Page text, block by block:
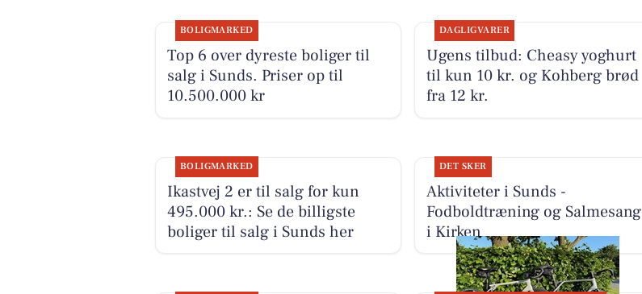
BOLIGMARKED
Top 6 over dyreste boliger til
salg i Sunds. Priser op til
10.500.000 kr
DAGLIGVARER
Ugens tilbud: Cheasy yoghurt
til kun 10 kr. og Kohberg brød
fra 12 kr.
BOLIGMARKED
Ikastvej 2 er til salg for kun
495.000 kr.: Se de billigste
boliger til salg i Sunds her
DET SKER
Aktiviteter i Sunds -
Fodboldtræning og Salmesang
i Kirken